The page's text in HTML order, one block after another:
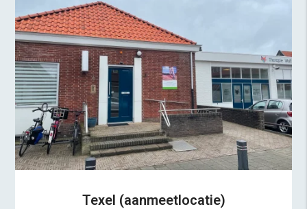
Texel (aanmeetlocatie)